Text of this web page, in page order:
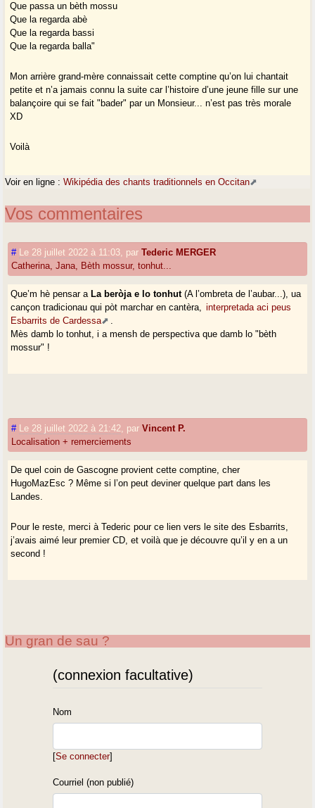
Que passa un bèth mossu
Que la regarda abè
Que la regarda bassi
Que la regarda balla"
Mon arrière grand-mère connaissait cette comptine qu’on lui chantait
petite et n’a jamais connu la suite car l’histoire d’une jeune fille sur une
balançoire qui se fait "bader" par un Monsieur... n’est pas très morale
XD
Voilà
Voir en ligne :Wikipédia des chants traditionnels en Occitan
Vos commentaires
# Le 28 juillet 2022 à 11:03 parTederic MERGER
Catherina, Jana, Bèth mossur, tonhut...
Que’m hè pensar a La beròja e lo tonhut(A l’ombreta de l’aubar...), ua
cançon tradicionau qui pòt marchar en cantèra,
interpretada aci peus
Esbarrits de Cardessa
Mès damb lo tonhut, i a mensh de perspectiva que damb lo "bèth
mossur" !
# Le 28 juillet 2022 à 21:42 parVincent P.
Localisation + remerciements
De quel coin de Gascogne provient cette comptine, cher
HugoMazEsc ? Même si l’on peut deviner quelque part dans les
Landes.
Pour le reste, merci à Tederic pour ce lien vers le site des Esbarrits,
j’avais aimé leur premier CD, et voilà que je découvre qu’il y en a un
second !
Un gran de sau ?
(connexion facultative)
Nom
[Se connecter]
Courriel (non publié)